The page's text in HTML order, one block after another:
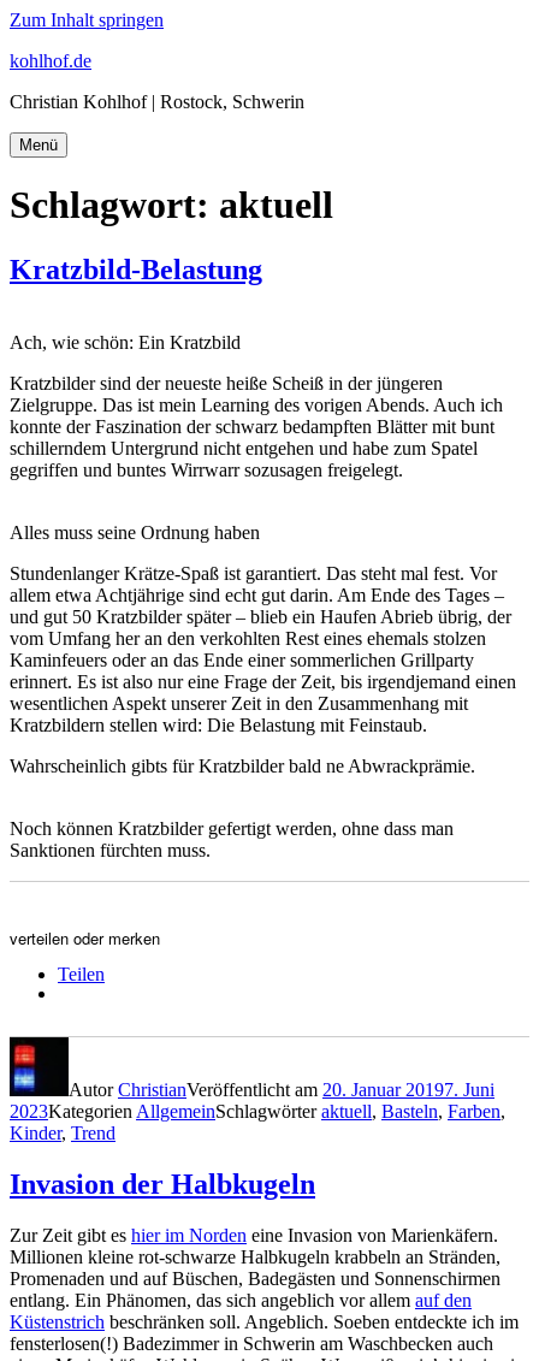
Zum Inhalt springen
kohlhof.de
Christian Kohlhof | Rostock, Schwerin
Menü
Schlagwort: aktuell
Kratzbild-Belastung
Ach, wie schön: Ein Kratzbild
Kratzbilder sind der neueste heiße Scheiß in der jüngeren
Zielgruppe. Das ist mein Learning des vorigen Abends. Auch ich
konnte der Faszination der schwarz bedampften Blätter mit bunt
schillerndem Untergrund nicht entgehen und habe zum Spatel
gegriffen und buntes Wirrwarr sozusagen freigelegt.
Alles muss seine Ordnung haben
Stundenlanger Krätze-Spaß ist garantiert. Das steht mal fest. Vor
allem etwa Achtjährige sind echt gut darin. Am Ende des Tages –
und gut 50 Kratzbilder später – blieb ein Haufen Abrieb übrig, der
vom Umfang her an den verkohlten Rest eines ehemals stolzen
Kaminfeuers oder an das Ende einer sommerlichen Grillparty
erinnert. Es ist also nur eine Frage der Zeit, bis irgendjemand einen
wesentlichen Aspekt unserer Zeit in den Zusammenhang mit
Kratzbildern stellen wird: Die Belastung mit Feinstaub.
Wahrscheinlich gibts für Kratzbilder bald ne Abwrackprämie.
Noch können Kratzbilder gefertigt werden, ohne dass man
Sanktionen fürchten muss.
verteilen oder merken
Teilen
AutorChristianVeröffentlicht am 20. Januar 20197. Juni
2023Kategorien AllgemeinSchlagwörteraktuell, Basteln, Farben,
Kinder, Trend
Invasion der Halbkugeln
Zur Zeit gibt es hier im Norden eine Invasion von Marienkäfern.
Millionen kleine rot-schwarze Halbkugeln krabbeln an Stränden,
Promenaden und auf Büschen, Badegästen und Sonnenschirmen
entlang. Ein Phänomen, das sich angeblich vor allem auf den
Küstenstrich beschränken soll. Angeblich. Soeben entdeckte ich im
fensterlosen(!) Badezimmer in Schwerin am Waschbecken auch